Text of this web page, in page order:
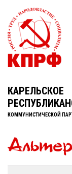
КАРЕЛЬСКОЕ
КОММУНИСТИЧЕСКОЙ